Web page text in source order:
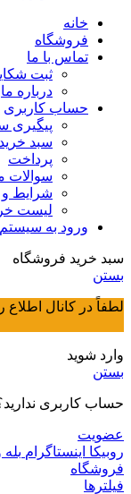
خانه
فروشگاه
تماس با ما
ثبت
درباره ما
حساب کاربری
پیگیری
سبد خرید
پرداخت
سوالات
شرایط و
لیست
ورود به
سبد خرید فروشگاه
بستن
لطفاً در کانال اطلاع
وارد شوید
بستن
حساب کاربری
عضویت
روبیکا اینستاگرام بله
فروشگاه
فیلترها